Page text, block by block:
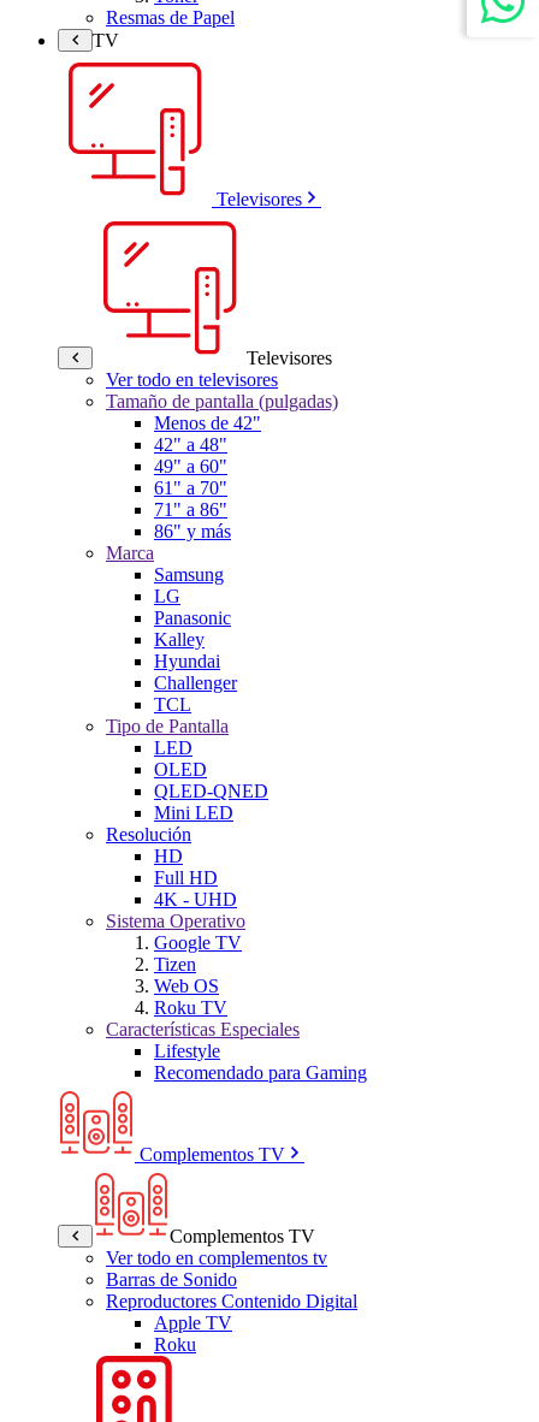
Resmas de Papel
TV
Televisores
Televisores
Ver todo en televisores
Tamaño de pantalla (pulgadas)
Menos de 42"
42" a 48"
49" a 60"
61" a 70"
71" a 86"
86" y más
Marca
Samsung
LG
Panasonic
Kalley
Hyundai
Challenger
TCL
Tipo de Pantalla
LED
OLED
QLED-QNED
Mini LED
Resolución
HD
Full HD
4K - UHD
Sistema Operativo
Google TV
Tizen
Web OS
Roku TV
Características Especiales
Lifestyle
Recomendado para Gaming
Complementos TV
Complementos TV
Ver todo en complementos tv
Barras de Sonido
Reproductores Contenido Digital
Apple TV
Roku